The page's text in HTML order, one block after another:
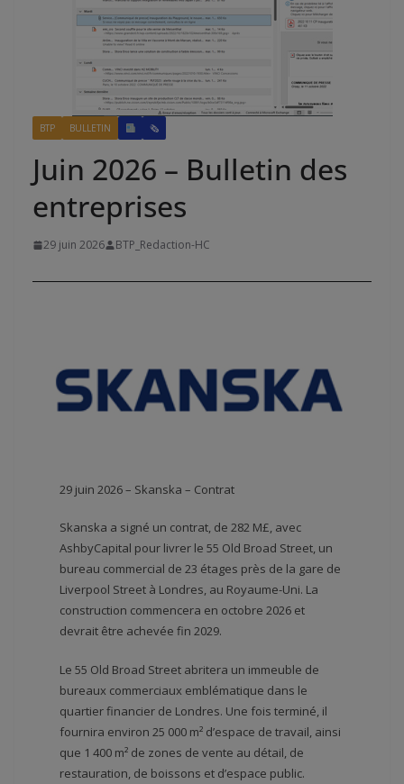
BTP BULLETIN 🗞
Juin 2026 – Bulletin des
entreprises
29 juin 2026 BTP_Redaction-HC
29 juin 2026 – Skanska – Contrat
Skanska a signé un contrat, de 282 M£, avec
AshbyCapital pour livrer le 55 Old Broad Street, un
bureau commercial de 23 étages près de la gare de
Liverpool Street à Londres, au Royaume-Uni. La
construction commencera en octobre 2026 et
devrait être achevée fin 2029.
Le 55 Old Broad Street abritera un immeuble de
bureaux commerciaux emblématique dans le
quartier financier de Londres. Une fois terminé, il
fournira environ 25 000 m² d’espace de travail, ainsi
que 1 400 m² de zones de vente au détail, de
restauration, de boissons et d’espace public.